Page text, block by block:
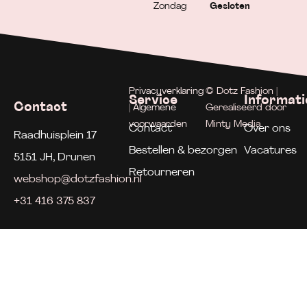
Zondag
Gesloten
Contact
Raadhuisplein 17
5151 JH, Drunen
webshop@dotzfashion.nl
+31 416 375 837
Service
Contact
Bestellen & bezorgen
Retourneren
Over ons
Vacatures
Privacyverklaring
| Algemene
voorwaarden
© Dotz Fashion |
Gerealiseerd door
Minty Media